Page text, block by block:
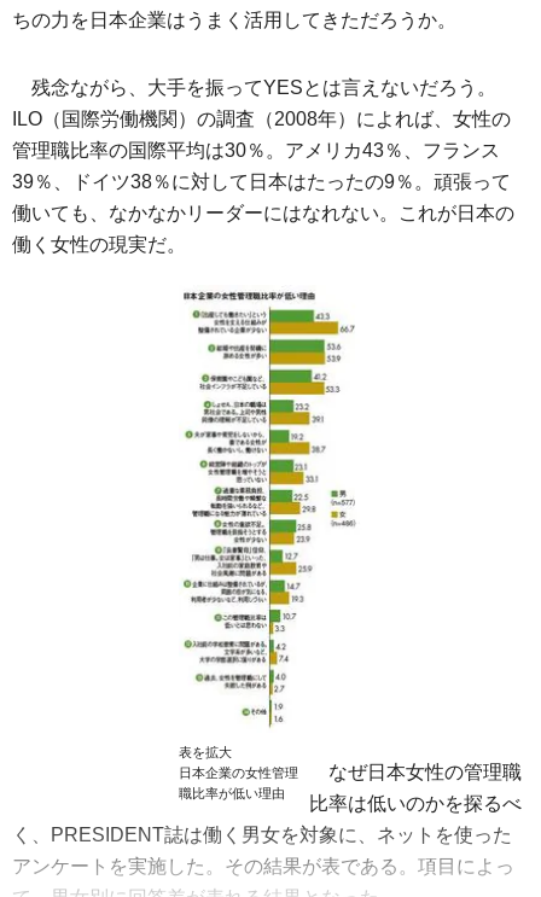
ちの力を日本企業はうまく活用してきただろうか。
残念ながら、大手を振ってYESとは言えないだろう。
ILO（国際労働機関）の調査（2008年）によれば、女性の
管理職比率の国際平均は30％。アメリカ43％、フランス
39％、ドイツ38％に対して日本はたったの9％。頑張って
働いても、なかなかリーダーにはなれない。これが日本の
働く女性の現実だ。
表を拡大
日本企業の女性管理
職比率が低い理由
なぜ日本女性の管理職
比率は低いのかを探るべ
く、PRESIDENT誌は働く男女を対象に、ネットを使った
アンケートを実施した。その結果が表である。項目によっ